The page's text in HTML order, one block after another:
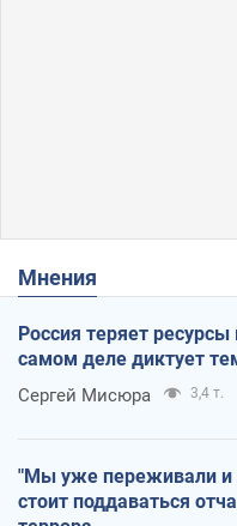
Мнения
Россия теряет ресурсы
самом деле диктует
Сергей Мисюра 3,4 т.
"Мы уже переживали и
стоит поддаваться